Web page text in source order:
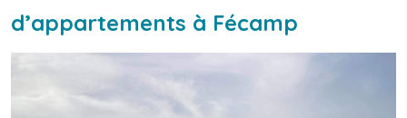
d’appartements à Fécamp